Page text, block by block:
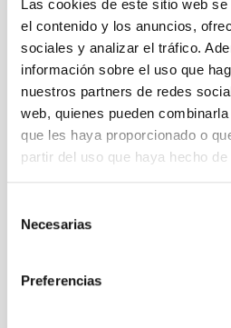
Las cookies de este sitio web
el contenido y los anuncios,
sociales y analizar el tráfico.
información sobre el uso que
nuestros partners de redes
web, quienes pueden
que les haya proporcionado o
partir del uso que haya hecho
Necesarias
Preferencias